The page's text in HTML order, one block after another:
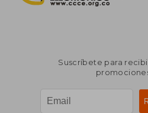
Suscríbete para